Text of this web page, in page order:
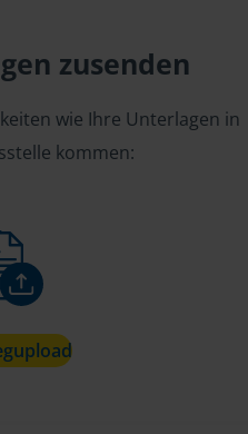
zusenden
wie Ihre Unterlagen in
kommen: